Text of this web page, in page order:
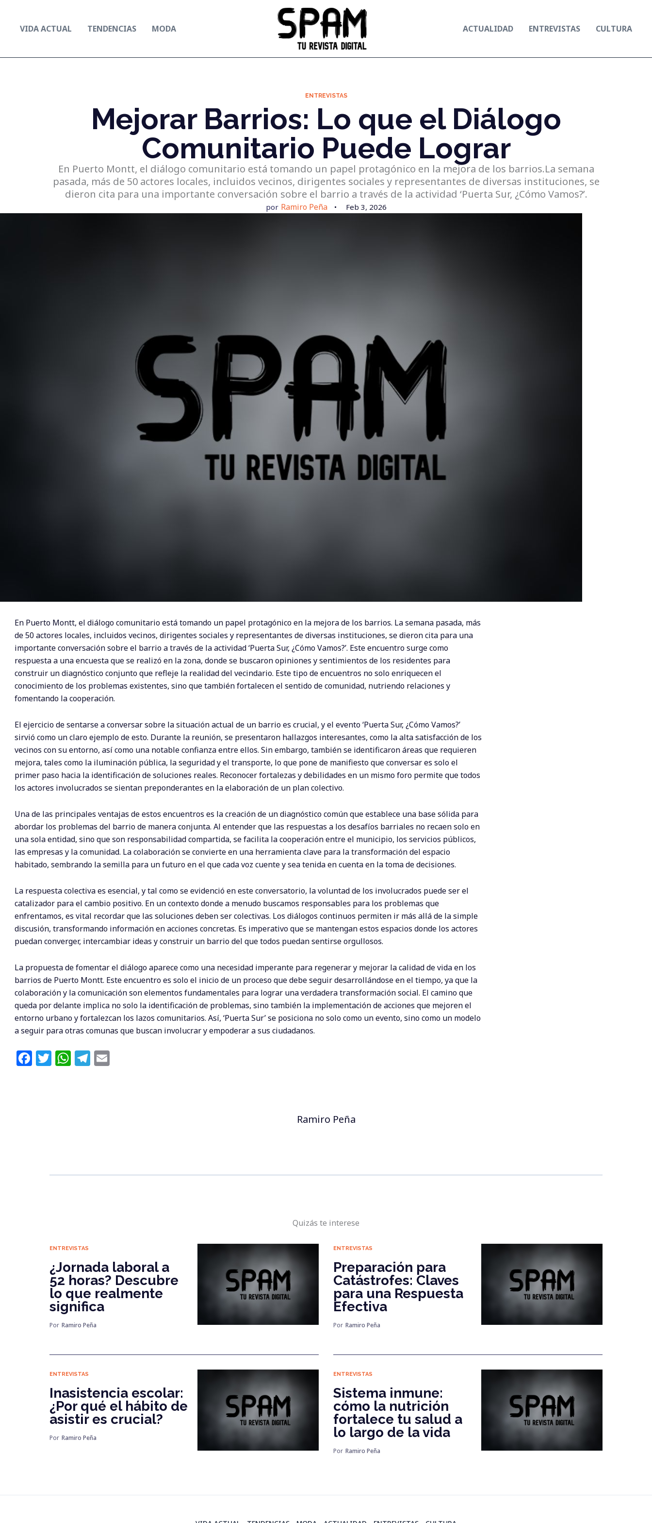
contenidoVIDA ACTUAL TENDENCIAS MODA ACTUALIDAD ENTREVISTAS CULTURA
ENTREVISTAS
Mejorar Barrios: Lo que el Diálogo
Comunitario Puede Lograr
En Puerto Montt, el diálogo comunitario está tomando un papel protagónico en la mejora de los barrios.La semana
pasada, más de 50 actores locales, incluidos vecinos, dirigentes sociales y representantes de diversas instituciones, se
dieron cita para una importante conversación sobre el barrio a través de la actividad ‘Puerta Sur, ¿Cómo Vamos?’.
por Ramiro Peña Feb 3, 2026
En Puerto Montt, el diálogo comunitario está tomando un papel protagónico en la mejora de los barrios. La semana pasada, más
de 50 actores locales, incluidos vecinos, dirigentes sociales y representantes de diversas instituciones, se dieron cita para una
importante conversación sobre el barrio a través de la actividad ‘Puerta Sur, ¿Cómo Vamos?’. Este encuentro surge como
respuesta a una encuesta que se realizó en la zona, donde se buscaron opiniones y sentimientos de los residentes para
construir un diagnóstico conjunto que refleje la realidad del vecindario. Este tipo de encuentros no solo enriquecen el
conocimiento de los problemas existentes, sino que también fortalecen el sentido de comunidad, nutriendo relaciones y
fomentando la cooperación.
El ejercicio de sentarse a conversar sobre la situación actual de un barrio es crucial, y el evento ‘Puerta Sur, ¿Cómo Vamos?’
sirvió como un claro ejemplo de esto. Durante la reunión, se presentaron hallazgos interesantes, como la alta satisfacción de los
vecinos con su entorno, así como una notable confianza entre ellos. Sin embargo, también se identificaron áreas que requieren
mejora, tales como la iluminación pública, la seguridad y el transporte, lo que pone de manifiesto que conversar es solo el
primer paso hacia la identificación de soluciones reales. Reconocer fortalezas y debilidades en un mismo foro permite que todos
los actores involucrados se sientan preponderantes en la elaboración de un plan colectivo.
Una de las principales ventajas de estos encuentros es la creación de un diagnóstico común que establece una base sólida para
abordar los problemas del barrio de manera conjunta. Al entender que las respuestas a los desafíos barriales no recaen solo en
una sola entidad, sino que son responsabilidad compartida, se facilita la cooperación entre el municipio, los servicios públicos,
las empresas y la comunidad. La colaboración se convierte en una herramienta clave para la transformación del espacio
habitado, sembrando la semilla para un futuro en el que cada voz cuente y sea tenida en cuenta en la toma de decisiones.
La respuesta colectiva es esencial, y tal como se evidenció en este conversatorio, la voluntad de los involucrados puede ser el
catalizador para el cambio positivo. En un contexto donde a menudo buscamos responsables para los problemas que
enfrentamos, es vital recordar que las soluciones deben ser colectivas. Los diálogos continuos permiten ir más allá de la simple
discusión, transformando información en acciones concretas. Es imperativo que se mantengan estos espacios donde los actores
puedan converger, intercambiar ideas y construir un barrio del que todos puedan sentirse orgullosos.
La propuesta de fomentar el diálogo aparece como una necesidad imperante para regenerar y mejorar la calidad de vida en los
barrios de Puerto Montt. Este encuentro es solo el inicio de un proceso que debe seguir desarrollándose en el tiempo, ya que la
colaboración y la comunicación son elementos fundamentales para lograr una verdadera transformación social. El camino que
queda por delante implica no solo la identificación de problemas, sino también la implementación de acciones que mejoren el
entorno urbano y fortalezcan los lazos comunitarios. Así, ‘Puerta Sur’ se posiciona no solo como un evento, sino como un modelo
a seguir para otras comunas que buscan involucrar y empoderar a sus ciudadanos.
F T W T
Ramiro Peña
Quizás te interese
ENTREVISTAS
¿Jornada laboral a
52 horas? Descubre
lo que realmente
significa
Por Ramiro Peña
ENTREVISTAS
Preparación para
Catástrofes: Claves
para una Respuesta
Efectiva
Por Ramiro Peña
ENTREVISTAS
Inasistencia escolar:
¿Por qué el hábito de
asistir es crucial?
Por Ramiro Peña
ENTREVISTAS
Sistema inmune:
cómo la nutrición
fortalece tu salud a
lo largo de la vida
Por Ramiro Peña